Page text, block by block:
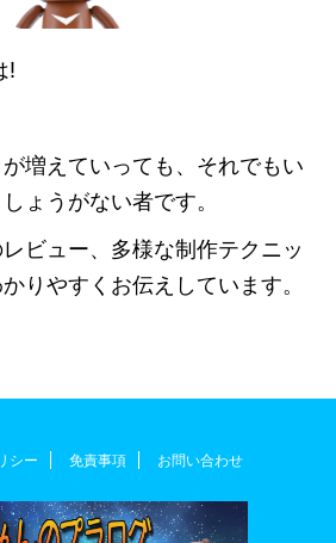
!
増えていっても、それでもい
ょうがない者です。
ビュー、多様な制作テクニッ
りやすくお伝えしています。
シー 免責事項 お問い合わせ